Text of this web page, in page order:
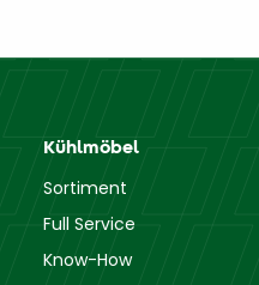
Kühlmöbel
Sortiment
Full Service
Know-How